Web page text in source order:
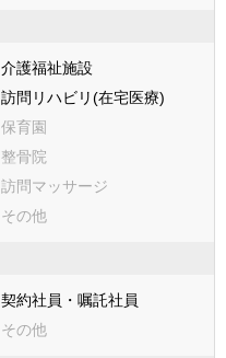
三重県
大阪府
徳島県
介護福祉施設
訪問リハビリ(在宅医療)
保育園
整骨院
訪問マッサージ
その他
契約社員・嘱託社員
その他